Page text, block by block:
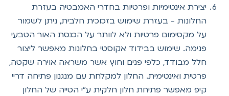
יצירת אינטימיות ופרטיות בחדרי האמבטיה בעזרת
החלונות - בעזרת שימוש בזכוכית חלבית, ניתן לשמור
על מקסימום פרטיות ולא לוותר על הכנסת האור הטבעי
פנימה. שימוש בבידוד אקוסטי בחלונות מאפשר ליצור
חלל מבודד, כלפי פנים וחוץ אשר משראה אוירה שקטה,
פרטית ואינטימית. החלון למקלחת עם מנגנון פתיחה דריי
קיפ מאפשר פתיחת חלון חלקית ע"י הטייה של החלון